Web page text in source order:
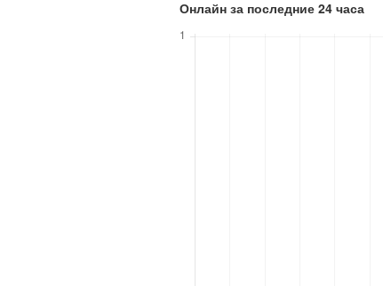
Онлайн за последние 24 часа